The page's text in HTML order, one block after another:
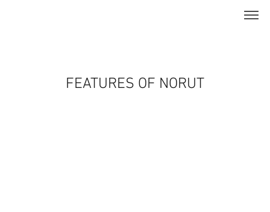
FEATURES OF NORUT